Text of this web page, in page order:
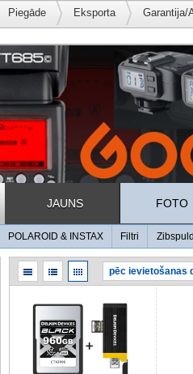
Piegāde Eksporta Garantija/
JAUNS FOTO
POLAROID & INSTAX Filtri